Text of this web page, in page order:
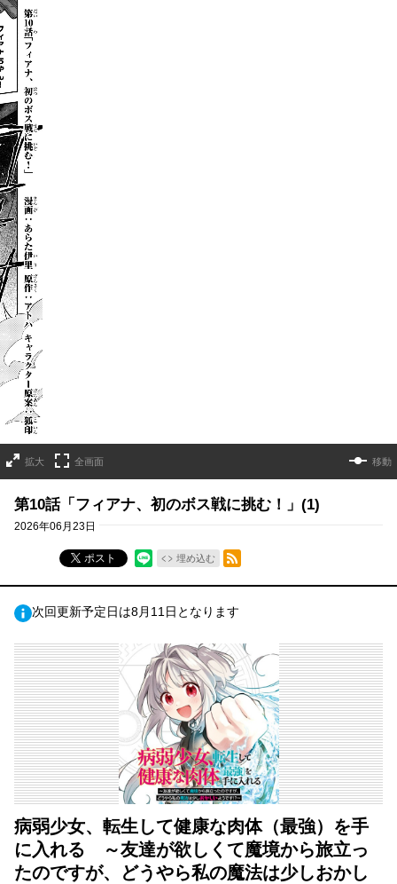
拡大 全画面 移動
第10話「フィアナ、初のボス戦に挑む！」(1)
2026年06月23日
ポスト 埋め込む
RSSフィード
次回更新予定日は8月11日となります
病弱少女、転生して健康な肉体（最強）を手
に入れる ～友達が欲しくて魔境から旅立っ
たのですが、どうやら私の魔法は少しおかし